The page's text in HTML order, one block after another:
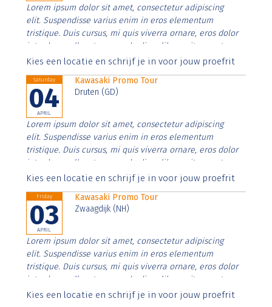
Lorem ipsum dolor sit amet, consectetur adipiscing
elit. Suspendisse varius enim in eros elementum
tristique. Duis cursus, mi quis viverra ornare, eros dolor
interdum nulla, ut commodo diam libero vitae erat.
Aenean faucibus nibh et justo cursus id rutrum lorem
Kies een locatie en schrijf je in voor jouw proefrit
Saturday
04
APRIL
Kawasaki Promo Tour
Druten (GD)
Lorem ipsum dolor sit amet, consectetur adipiscing
elit. Suspendisse varius enim in eros elementum
tristique. Duis cursus, mi quis viverra ornare, eros dolor
interdum nulla, ut commodo diam libero vitae erat.
Aenean faucibus nibh et justo cursus id rutrum lorem
Kies een locatie en schrijf je in voor jouw proefrit
Friday
03
APRIL
Kawasaki Promo Tour
Zwaagdijk (NH)
Lorem ipsum dolor sit amet, consectetur adipiscing
elit. Suspendisse varius enim in eros elementum
tristique. Duis cursus, mi quis viverra ornare, eros dolor
interdum nulla, ut commodo diam libero vitae erat.
Aenean faucibus nibh et justo cursus id rutrum lorem
Kies een locatie en schrijf je in voor jouw proefrit